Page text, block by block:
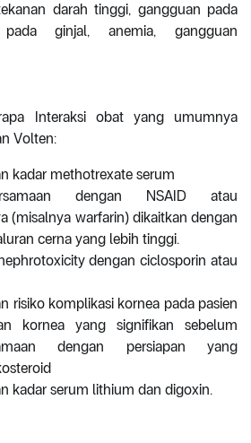
darah tinggi, gangguan pada
ginjal, anemia, gangguan
Interaksi obat yang umumnya
Volten:
kadar methotrexate serum
dengan NSAID atau
(misalnya warfarin) dikaitkan dengan
cerna yang lebih tinggi.
dengan ciclosporin atau
risiko komplikasi kornea pada pasien
kornea yang signifikan sebelum
dengan persiapan yang
kadar serum lithium dan digoxin.